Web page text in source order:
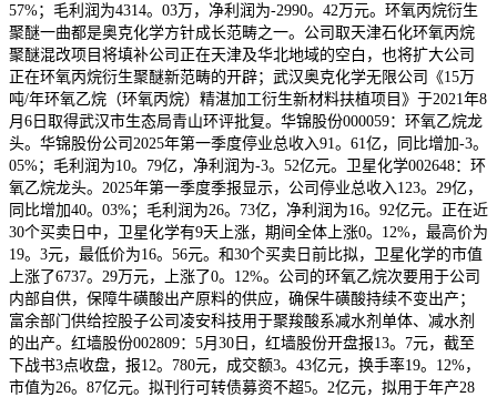
57%；毛利润为4314。03万，净利润为-2990。42万元。环氧丙烷衍生
聚醚一曲都是奥克化学方针成长范畴之一。公司取天津石化环氧丙烷
聚醚混改项目将填补公司正在天津及华北地域的空白，也将扩大公司
正在环氧丙烷衍生聚醚新范畴的开辟；武汉奥克化学无限公司《15万
吨/年环氧乙烷（环氧丙烷）精湛加工衍生新材料扶植项目》于2021年8
月6日取得武汉市生态局青山环评批复。华锦股份000059：环氧乙烷龙
头。华锦股份公司2025年第一季度停业总收入91。61亿，同比增加-3。
05%；毛利润为10。79亿，净利润为-3。52亿元。卫星化学002648：环
氧乙烷龙头。2025年第一季度季报显示，公司停业总收入123。29亿，
同比增加40。03%；毛利润为26。73亿，净利润为16。92亿元。正在近
30个买卖日中，卫星化学有9天上涨，期间全体上涨0。12%，最高价为
19。3元，最低价为16。56元。和30个买卖日前比拟，卫星化学的市值
上涨了6737。29万元，上涨了0。12%。公司的环氧乙烷次要用于公司
内部自供，保障牛磺酸出产原料的供应，确保牛磺酸持续不变出产；
富余部门供给控股子公司凌安科技用于聚羧酸系减水剂单体、减水剂
的出产。红墙股份002809：5月30日，红墙股份开盘报13。7元，截至
下战书3点收盘，报12。780元，成交额3。43亿元，换手率19。12%，
市值为26。87亿元。拟刊行可转债募资不超5。2亿元，拟用于年产28